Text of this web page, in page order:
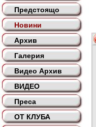
Предстоящо
Новини
Архив
Галерия
Видео Архив
ВИДЕО
Преса
ОТ КЛУБА